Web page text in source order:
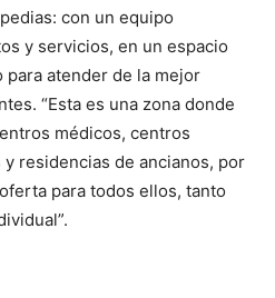
con un equipo
y servicios, en un espacio
atender de la mejor
“Esta es una zona donde
médicos, centros
residencias de ancianos, por
para todos ellos, tanto